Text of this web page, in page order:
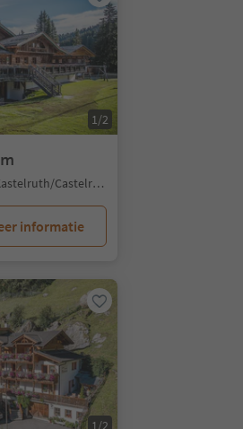
1/2
Seiseralm/Alpe di Siusi, Kastelruth/Castelrotto, Dolomites Region Seiser Alm
informatie
1/2